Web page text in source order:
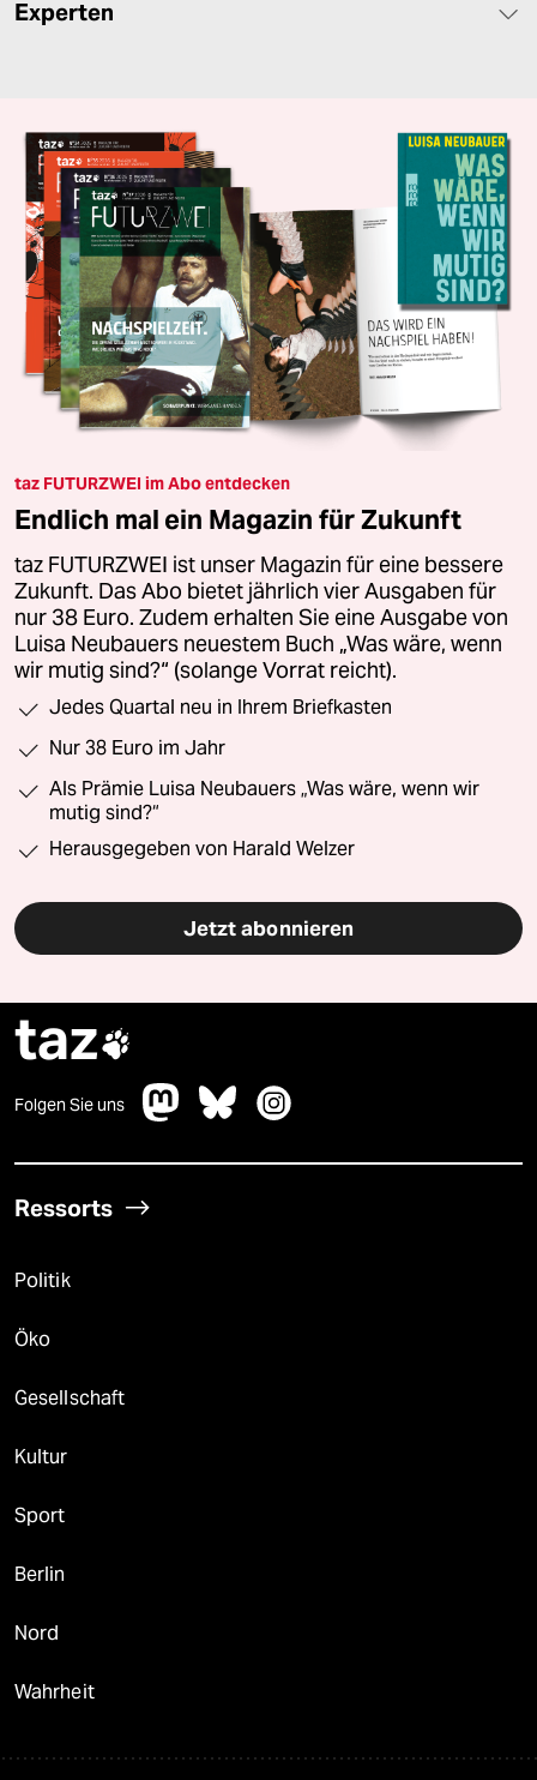
Experten
taz FUTURZWEI im Abo entdecken
Endlich mal ein Magazin für Zukunft
taz FUTURZWEI ist unser Magazin für eine bessere
Zukunft. Das Abo bietet jährlich vier Ausgaben für
nur 38 Euro. Zudem erhalten Sie eine Ausgabe von
Luisa Neubauers neuestem Buch „Was wäre, wenn
wir mutig sind?“ (solange Vorrat reicht).
Jedes Quartal neu in Ihrem Briefkasten
Nur 38 Euro im Jahr
Als Prämie Luisa Neubauers „Was wäre, wenn wir
mutig sind?“
Herausgegeben von Harald Welzer
Jetzt abonnieren
taz
Folgen Sie uns
Ressorts
Politik
Öko
Gesellschaft
Kultur
Sport
Berlin
Nord
Wahrheit